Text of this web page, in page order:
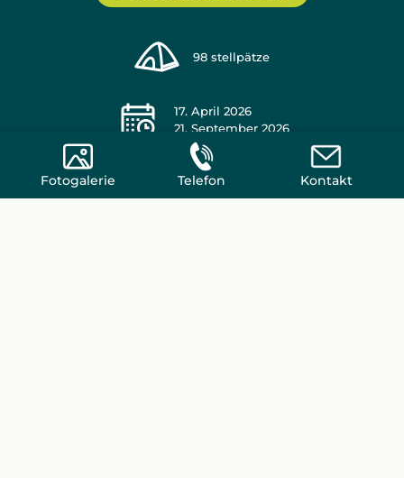
98 stellpätze
17. April 2026
21. September 2026
Fotogalerie Telefon Kontakt